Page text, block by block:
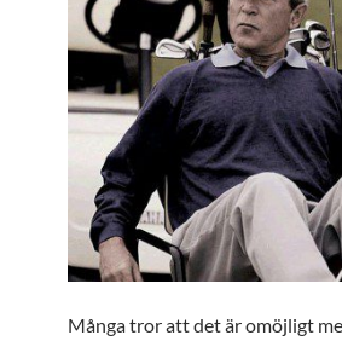
Många tror att det är omöjligt